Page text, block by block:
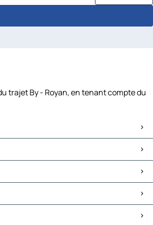
trajet By - Royan, en tenant compte du